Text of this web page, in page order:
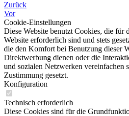
Zurück
Vor
Cookie-Einstellungen
Diese Website benutzt Cookies, die für
Website erforderlich sind und stets
die den Komfort bei Benutzung dieser
Direktwerbung dienen oder die
und sozialen Netzwerken vereinfachen
Zustimmung gesetzt.
Konfiguration
Technisch erforderlich
Diese Cookies sind für die